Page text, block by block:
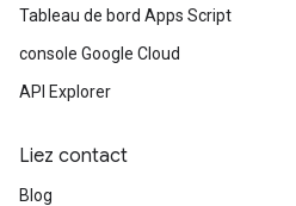
Tableau de bord Apps Script
console Google Cloud
API Explorer
Liez contact
Blog